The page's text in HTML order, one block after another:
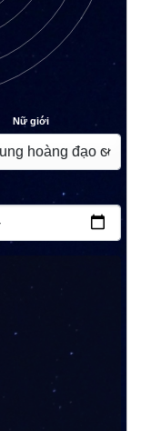
Nữ giới